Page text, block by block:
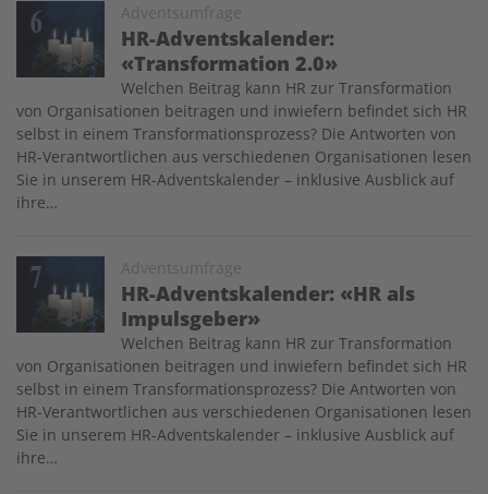
Adventsumfrage
HR-Adventskalender:
«Transformation 2.0»
Image
Welchen Beitrag kann HR zur Transformation
von Organisationen beitragen und inwiefern befindet sich HR
selbst in einem Transformationsprozess? Die Antworten von
HR-Verantwortlichen aus verschiedenen Organisationen lesen
Sie in unserem HR-Adventskalender – inklusive Ausblick auf
ihre…
Adventsumfrage
HR-Adventskalender: «HR als
Impulsgeber»
Image
Welchen Beitrag kann HR zur Transformation
von Organisationen beitragen und inwiefern befindet sich HR
selbst in einem Transformationsprozess? Die Antworten von
HR-Verantwortlichen aus verschiedenen Organisationen lesen
Sie in unserem HR-Adventskalender – inklusive Ausblick auf
ihre…